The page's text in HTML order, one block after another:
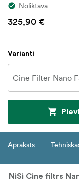
Noliktavā
325,90 €
Varianti
Apraksts
NiSi Cine filtrs